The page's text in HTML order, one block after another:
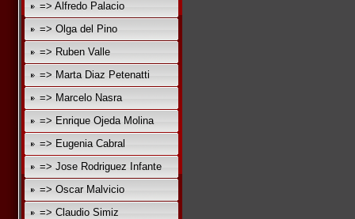
=> Alfredo Palacio
=> Olga del Pino
=> Ruben Valle
=> Marta Diaz Petenatti
=> Marcelo Nasra
=> Enrique Ojeda Molina
=> Eugenia Cabral
=> Jose Rodriguez Infante
=> Oscar Malvicio
=> Claudio Simiz